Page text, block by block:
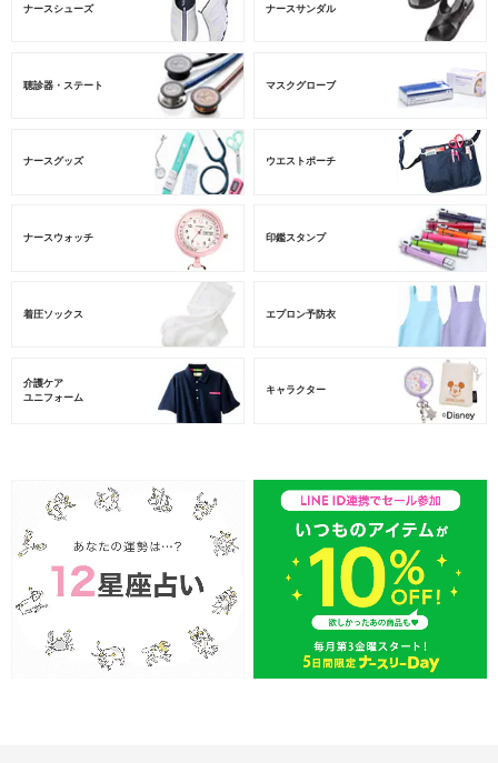
ナースシューズ ナースサンダル
聴診器・ステート マスクグローブ
ナースグッズ ウエストポーチ
ナースウォッチ 印鑑スタンプ
着圧ソックス エプロン予防衣
介護ケア
ユニフォーム
キャラクター